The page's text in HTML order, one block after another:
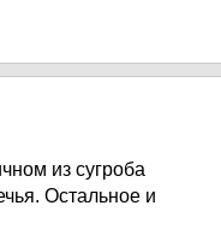
из сугроба
Остальное и